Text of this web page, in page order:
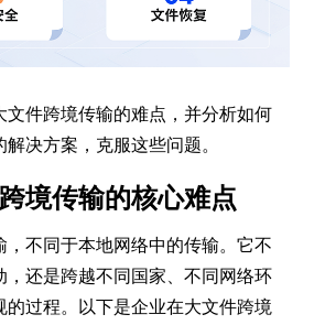
文件跨境传输的难点，并分析如何
决方案，克服这些问题。
境传输的核心难点
，不同于本地网络中的传输。它不
，还是跨越不同国家、不同网络环
的过程。以下是企业在大文件跨境